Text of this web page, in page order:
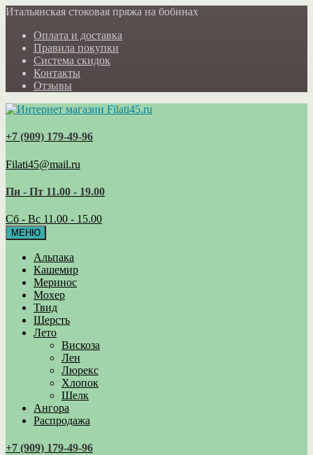
Итальянская стоковая пряжа на бобинах
Оплата и доставка
Правила покупки
Система скидок
Контакты
Отзывы
+7 (909) 179‑49-96
Filati45@mail.ru
Пн - Пт 11.00 - 19.00
Сб - Вс 11.00 - 15.00
МЕНЮ
Альпака
Кашемир
Меринос
Мохер
Твид
Шерсть
Лето
Вискоза
Лен
Люрекс
Хлопок
Шелк
Ангора
Распродажа
+7 (909) 179‑49-96